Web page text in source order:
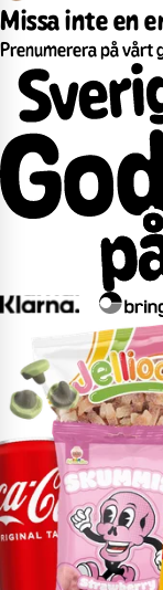
Missa inte en
Prenumerera på vårt